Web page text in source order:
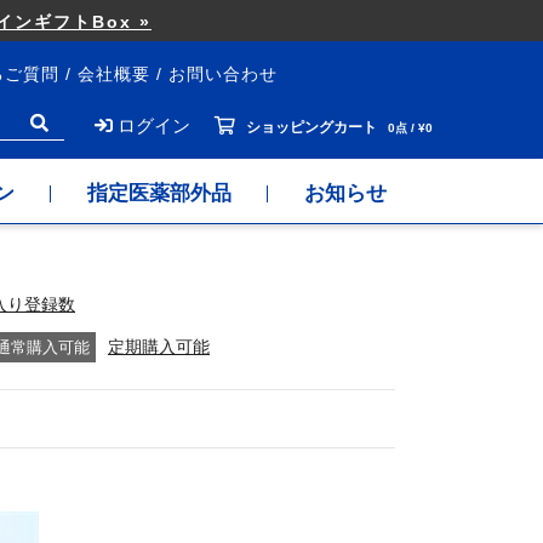
ンギフトBox »
質問 会社概要 お問い合わせ
ログイン ショッピングカート 0点 / ¥0
指定医薬部外品 お知らせ
り登録数
常購入可能 定期購入可能